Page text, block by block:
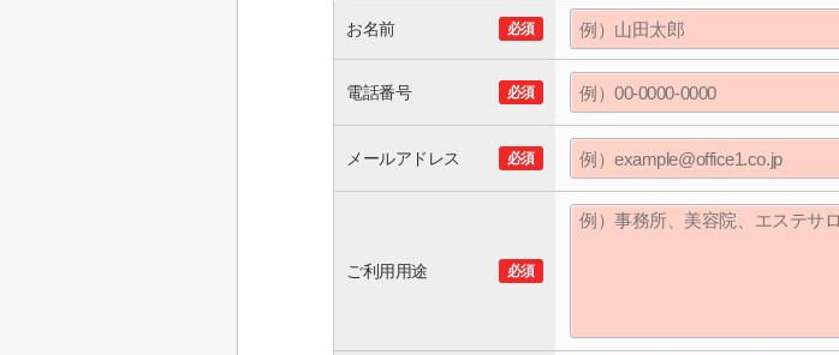
お名前 必須
電話番号 必須
メールアドレス 必須
ご利用用途 必須